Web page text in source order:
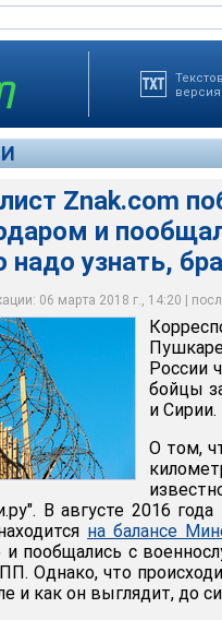
версия
Znak.com
и
надо узнать,
06 марта 2018 г., 14:20 |
уральского
известной сегодня в России
несколько лет
и Страны
России
бойцы
и Сирии.
О том,
В августе 2016
на балансе
и пообщались с
Однако, что
и как он выглядит, до